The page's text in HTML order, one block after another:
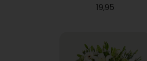
19,95